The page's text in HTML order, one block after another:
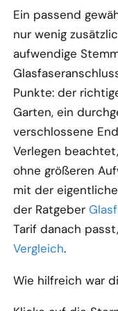
Ein passend
nur wenig
aufwendige
Punkte: der
Garten, ein
verschlossene
Verlegen
ohne größeren
mit der
der Ratgeber
Tarif danach
Vergleich.
Wie hilfreich war